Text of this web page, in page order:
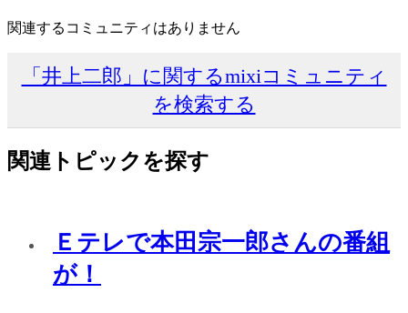
関連するコミュニティはありません
「井上二郎」に関するmixiコミュニティ
を検索する
関連トピックを探す
Ｅテレで本田宗一郎さんの番組
が！